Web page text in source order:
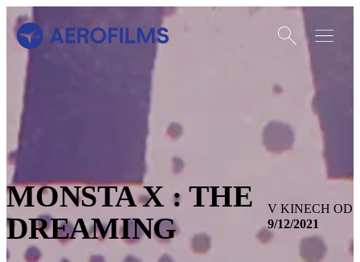
Přejít na úvodní stránku
Otevřít
MONSTA X : THE
DREAMING
V KINECH OD
9/12/2021